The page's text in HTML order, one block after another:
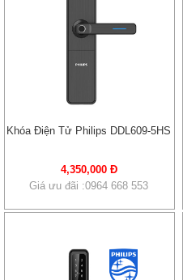
Khóa Điện Tử Philips DDL609-5HS
4,350,000 Đ
Giá ưu đãi :0964 668 553